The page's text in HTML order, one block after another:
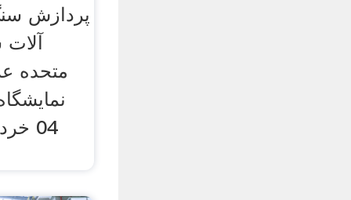
پردازش
متحده